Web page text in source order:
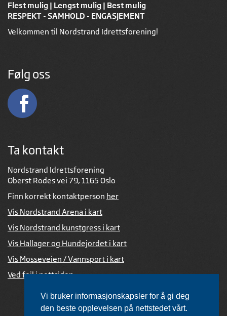
Vi bruker informasjonskapsler for å gi deg
den beste opplevelsen på nettstedet vårt.
Flest mulig | Lengst mulig | Best mulig
RESPEKT - SAMHOLD - ENGASJEMENT
Velkommen til Nordstrand Idrettsforening!
Følg oss
Ta kontakt
Nordstrand Idrettsforening
Oberst Rodes vei 79, 1165 Oslo
Finn korrekt kontaktperson her
Vis Nordstrand Arena i kart
Vis Nordstrand kunstgress i kart
Vis Hallager og Hundejordet i kart
Vis Mosseveien / Vannsport i kart
Ved feil i nettsiden